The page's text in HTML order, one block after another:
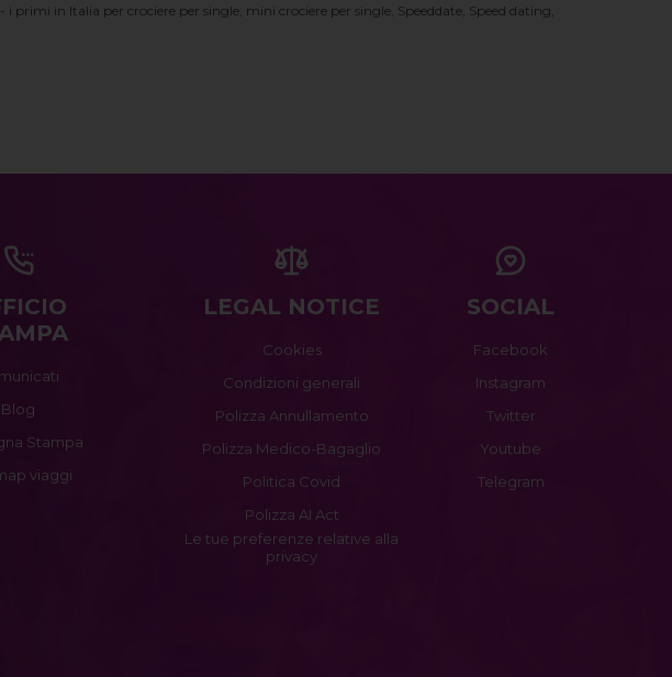
i primi in Italia per crociere per single, mini crociere per single, Speeddate, Speed dating,
Blog
Stampa
viaggi
LEGAL NOTICE
Cookies
Condizioni generali
Polizza Annullamento
Polizza Medico-Bagaglio
Politica Covid
Polizza AI Act
Le tue preferenze relative alla
privacy
SOCIAL
Facebook
Instagram
Twitter
Youtube
Telegram